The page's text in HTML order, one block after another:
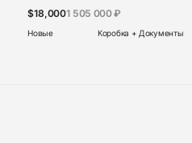
$18,0001 505 000 ₽
Новые Коробка + Документы